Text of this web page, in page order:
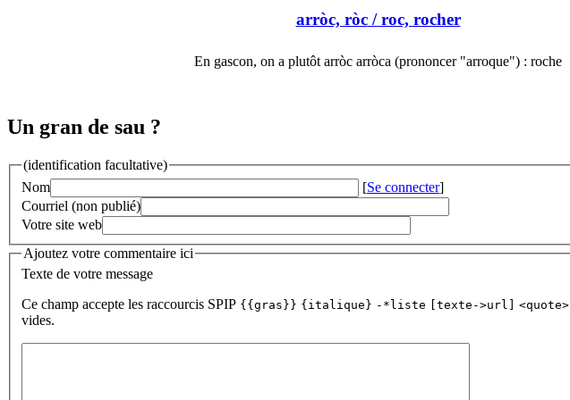
arròc, ròc/ roc, rocher
En gascon, on a plutôt arròc arròca (prononcer "arroque") : roche
Un gran de sau ?
(identification facultative)
Nom
[Se connecter]
Courriel (non publié)
Votre site web
Ajoutez votre commentaire ici
Texte de votre message
Ce champ accepte les raccourcis SPIP {{gras}} {italique} -*liste [texte->url] <quote>
vides.